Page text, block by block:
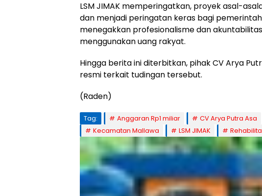
LSM JIMAK memperingatkan, proyek asal-
dan menjadi peringatan keras bagi
menegakkan profesionalisme dan
menggunakan uang rakyat.
Hingga berita ini diterbitkan, pihak CV Arya
resmi terkait tudingan tersebut.
(Raden)
Tag: Anggaran Rp1 miliar CV Arya Putra Asa
Kecamatan Mallawa
LSM JIMAK